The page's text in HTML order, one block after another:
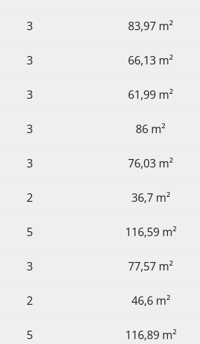
3 83,97 m²
3 66,13 m²
3 61,99 m²
3 86 m²
3 76,03 m²
2 36,7 m²
5 116,59 m²
3 77,57 m²
2 46,6 m²
5 116,89 m²